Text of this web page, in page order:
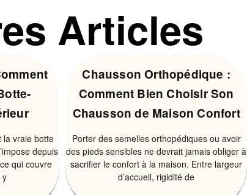
Articles
la vraie botte
depuis
qui couvre
y
Chausson Orthopédique :
Comment Bien Choisir Son
Chausson de Maison Confort
Porter des semelles orthopédiques ou avoir
des pieds sensibles ne devrait jamais obliger à
sacrifier le confort à la maison. Entre largeur
d’accueil, rigidité de